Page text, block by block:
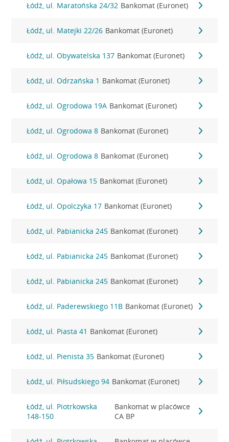
Łódź, ul. Maratońska 24/32 Bankomat (Euronet)
Łódź, ul. Matejki 22/26 Bankomat (Euronet)
Łódź, ul. Obywatelska 137 Bankomat (Euronet)
Łódź, ul. Odrzańska 1 Bankomat (Euronet)
Łódź, ul. Ogrodowa 19A Bankomat (Euronet)
Łódź, ul. Ogrodowa 8 Bankomat (Euronet)
Łódź, ul. Ogrodowa 8 Bankomat (Euronet)
Łódź, ul. Opałowa 15 Bankomat (Euronet)
Łódź, ul. Opolczyka 17 Bankomat (Euronet)
Łódź, ul. Pabianicka 245 Bankomat (Euronet)
Łódź, ul. Pabianicka 245 Bankomat (Euronet)
Łódź, ul. Pabianicka 245 Bankomat (Euronet)
Łódź, ul. Paderewskiego 11B Bankomat (Euronet)
Łódź, ul. Piasta 41 Bankomat (Euronet)
Łódź, ul. Pienista 35 Bankomat (Euronet)
Łódź, ul. Piłsudskiego 94 Bankomat (Euronet)
Łódź, ul. Piotrkowska
148-150
Bankomat w placówce
CA BP